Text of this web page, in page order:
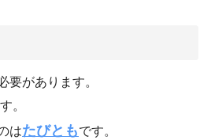
要があります。
。
はたびともです。